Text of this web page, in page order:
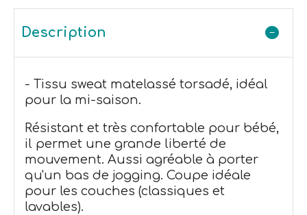
Description
- Tissu sweat matelassé torsadé, idéal
pour la mi-saison.
Résistant et très confortable pour bébé,
il permet une grande liberté de
mouvement. Aussi agréable à porter
qu'un bas de jogging. Coupe idéale
pour les couches (classiques et
lavables).